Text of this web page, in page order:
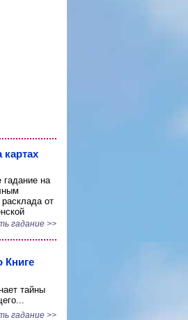
картах
гадание на
от
гадание >>
Книге
тайны
гадание >>